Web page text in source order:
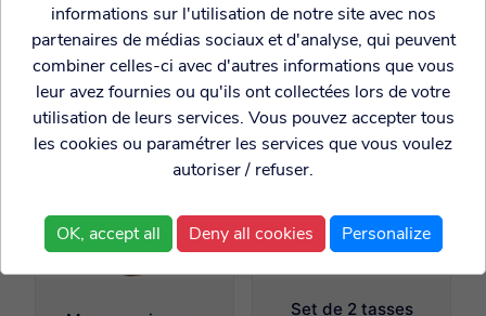
7.99€ 4.99€
Set de 2 tasses
informations sur l'utilisation de notre site avec nos
partenaires de médias sociaux et d'analyse, qui peuvent
combiner celles-ci avec d'autres informations que vous
leur avez fournies ou qu'ils ont collectées lors de votre
utilisation de leurs services. Vous pouvez accepter tous
les cookies ou paramétrer les services que vous voulez
autoriser / refuser.
OK, accept all Deny all cookies Personalize